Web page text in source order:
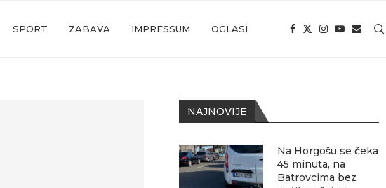
SPORT ZABAVA IMPRESSUM OGLASI
NAJNOVIJE
Na Horgošu se čeka
45 minuta, na
Batrovcima bez